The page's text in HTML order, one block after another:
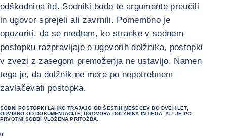
odškodnina itd. Sodniki bodo te argumente preučili
in ugovor sprejeli ali zavrnili. Pomembno je
opozoriti, da se medtem, ko stranke v sodnem
postopku razpravljajo o ugovorih dolžnika, postopki
v zvezi z zasegom premoženja ne ustavijo. Namen
tega je, da dolžnik ne more po nepotrebnem
zavlačevati postopka.
SODNI POSTOPKI LAHKO TRAJAJO OD ŠESTIH MESECEV DO DVEH LET,
ODVISNO OD DOKUMENTACIJE, UGOVORA DOLŽNIKA IN TEGA, ALI JE PO
PRVOTNI SODBI VLOŽENA PRITOŽBA.
0